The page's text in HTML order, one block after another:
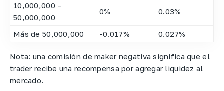
10,000,000 –
50,000,000
0% 0.03%
Más de 50,000,000 -0.017% 0.027%
Nota: una comisión de maker negativa significa que el
trader recibe una recompensa por agregar liquidez al
mercado.